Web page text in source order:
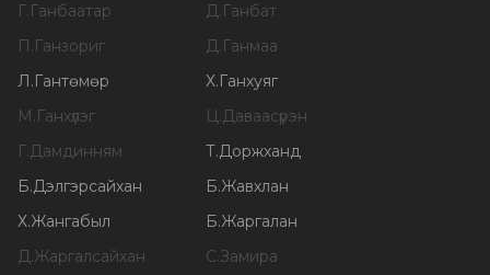
Г. Ганбаатар Д. Ганбат
П . Ганзориг Д. Ганмаа
Л . Гантөмөр Х. Ганхуяг
М . Ганхүлэг Ц.Даваасүрэн
Г.Дамдинням Т.Доржханд
Б.Дэлгэрсайхан Б.Жавхлан
Х.Жангабыл Б.Жаргалан
Д.Жаргалсайхан С.Замира